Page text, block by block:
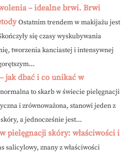
– idealne brwi. Brwi
Ostatnim trendem w makijażu jest
się czasy wyskubywania
tworzenia kanciastej i intensywnej
jak dbać i co unikać w
to skarb w świecie pielęgnacji
i zrównoważona, stanowi jeden z
a jednocześnie jest...
pielęgnacji skóry: właściwości i
salicylowy, znany z właściwości